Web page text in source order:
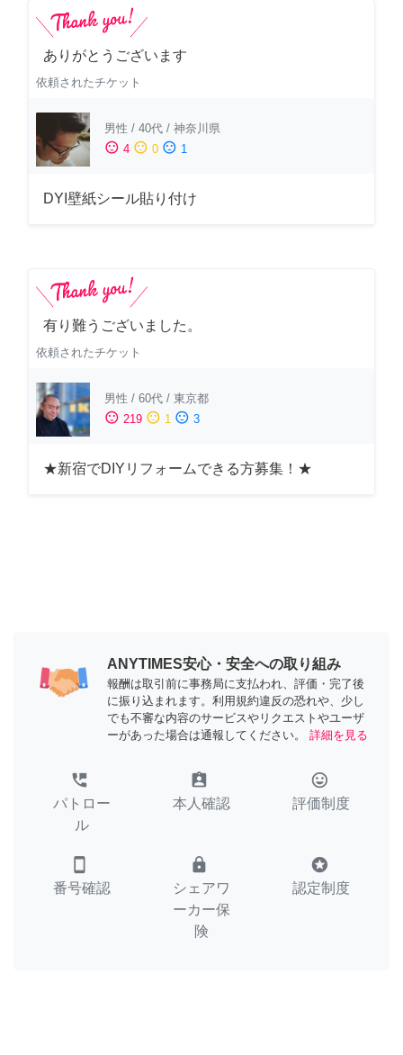
ありがとうございます
依頼されたチケット
男性 / 40代 / 神奈川県
sentiment_satisfied 4 sentiment_neutral 0 sentiment_dissatisfied 1
DYI壁紙シール貼り付け
有り難うございました。
依頼されたチケット
男性 / 60代 / 東京都
sentiment_satisfied 219 sentiment_neutral 1 sentiment_dissatisfied 3
★新宿でDIYリフォームできる方募集！★
ANYTIMES安心・安全への取り組み
報酬は取引前に事務局に支払われ、評価・完了後
に振り込まれます。利用規約違反の恐れや、少し
でも不審な内容のサービスやリクエストやユーザ
ーがあった場合は通報してください。
詳細を見る
perm_phone_msg
パトロー
ル
assignment_ind
本人確認
tag_faces
評価制度
smartphone
番号確認
lock
シェアワ
ーカー保
険
stars
認定制度